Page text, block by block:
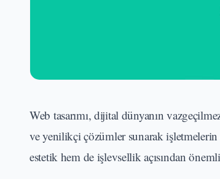
Web tasarımı, dijital dünyanın
ve yenilikçi çözümler sunarak
estetik hem de işlevsellik açısından